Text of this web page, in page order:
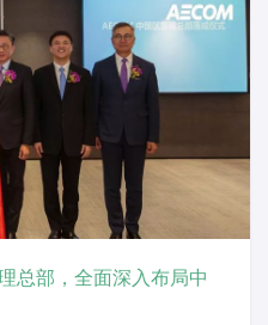
总部，全面深入布局中